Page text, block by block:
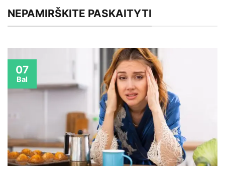
NEPAMIRŠKITE PASKAITYTI
07
Bal